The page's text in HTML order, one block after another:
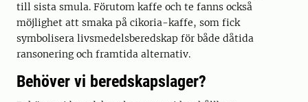
till sista smula. Förutom kaffe och te fanns också
möjlighet att smaka på cikoria-kaffe, som fick
symbolisera livsmedelsberedskap för både dåtida
ransonering och framtida alternativ.
Behöver vi beredskapslager?